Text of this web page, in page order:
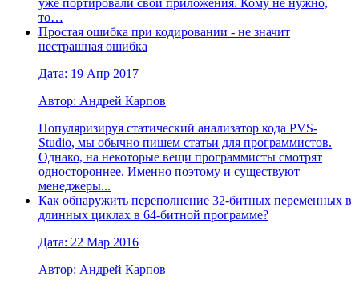
уже портировали свои приложения. Кому не нужно,
то…
Простая ошибка при кодировании - не значит
нестрашная ошибка
Дата: 19 Апр 2017
Автор: Андрей Карпов
Популяризируя статический анализатор кода PVS-
Studio, мы обычно пишем статьи для программистов.
Однако, на некоторые вещи программисты смотрят
одностороннее. Именно поэтому и существуют
менеджеры...
Как обнаружить переполнение 32-битных переменных в
длинных циклах в 64-битной программе?
Дата: 22 Мар 2016
Автор: Андрей Карпов